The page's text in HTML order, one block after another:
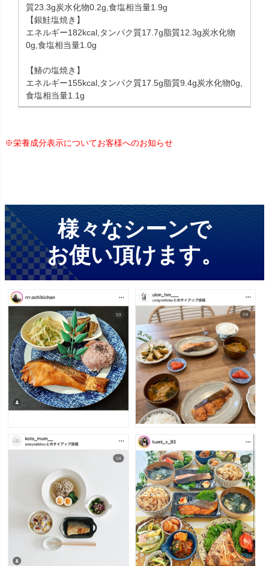
質23.3g炭水化物0.2g,食塩相当量1.9g
【銀鮭塩焼き】
エネルギー182kcal,タンパク質17.7g脂質12.3g炭水化物
0g,食塩相当量1.0g
【鰆の塩焼き】
エネルギー155kcal,タンパク質17.5g脂質9.4g炭水化物0g,
食塩相当量1.1g
※栄養成分表示についてお客様へのお知らせ
様々なシーンで
お使い頂けます。